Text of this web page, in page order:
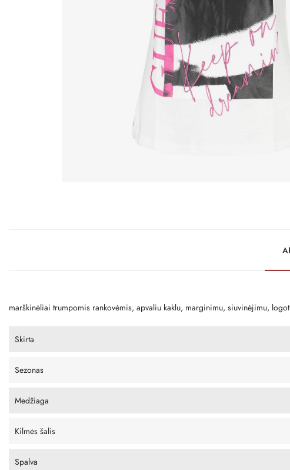
marškinėliai trumpomis rankovėmis, apvaliu kaklu, marginimu, siuvinėjimu,
Skirta
Sezonas
Medžiaga
Kilmės šalis
Spalva